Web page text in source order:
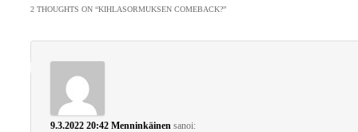
selaus
2 THOUGHTS ON “KIHLASORMUKSEN COMEBACK?”
9.3.2022 20:42 Menninkäinen sanoi: